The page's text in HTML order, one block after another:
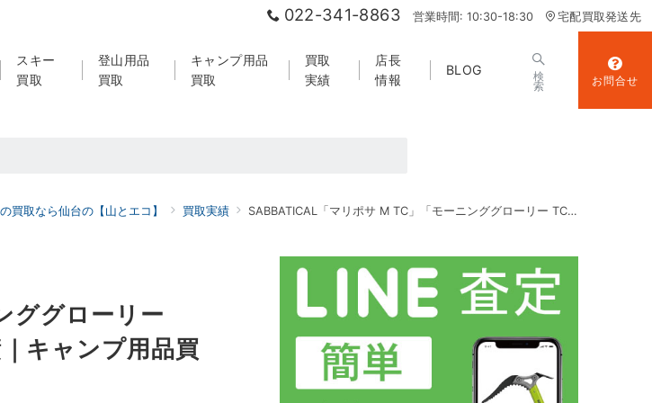
022-341-8863 営業時間: 10:30-18:30 宅配買取発送先
スキー
買取
登山用品
買取
キャンプ用品
買取
買取
実績
店長
情報
BLOG 検
索 お問合せ
続々増えています！
買取なら仙台の【山とエコ】 買取実績 SABBATICAL「マリポサ M TC」「モーニンググローリー TC」「インナーテント」セット品 買取実績｜キャンプ用品買取 山エコ
ググローリー
キャンプ用品買